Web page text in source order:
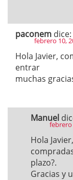
paconem dice:
febrero 10,
Hola Javier,
entrar
muchas
Manuel
febrero
Hola
plazo?.
Gracias y